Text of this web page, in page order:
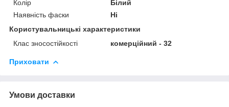
Колір
Білий
Наявність фаски
Ні
Користувальницькі характеристики
Клас зносостійкості
комерційний - 32
Приховати
Умови доставки